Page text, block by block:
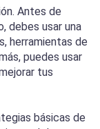
Antes de
debes usar una
herramientas de
puedes usar
tus
básicas de